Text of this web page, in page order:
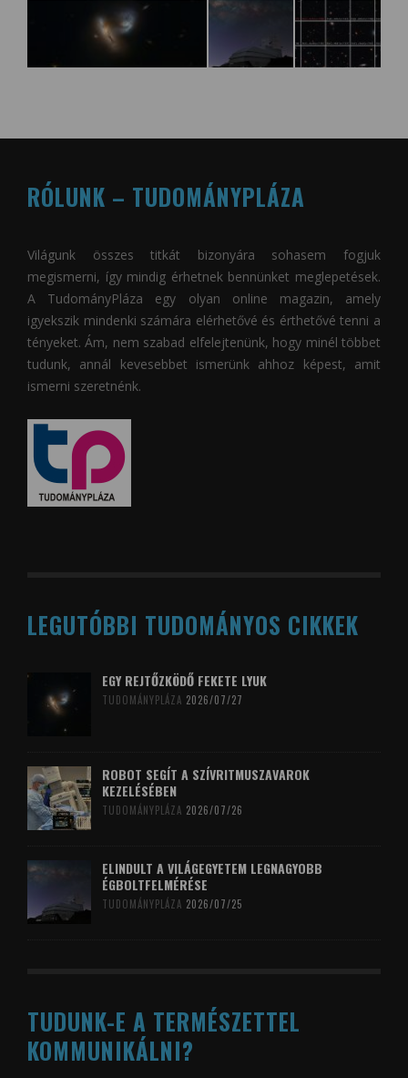
RÓLUNK – TUDOMÁNYPLÁZA
Világunk összes titkát bizonyára sohasem fogjuk
megismerni, így mindig érhetnek bennünket meglepetések.
A TudományPláza egy olyan online magazin, amely
igyekszik mindenki számára elérhetővé és érthetővé tenni a
tényeket. Ám, nem szabad elfelejtenünk, hogy minél többet
tudunk, annál kevesebbet ismerünk ahhoz képest, amit
ismerni szeretnénk.
LEGUTÓBBI TUDOMÁNYOS CIKKEK
EGY REJTŐZKÖDŐ FEKETE LYUK
TUDOMÁNYPLÁZA 2026/07/27
ROBOT SEGÍT A SZÍVRITMUSZAVAROK
KEZELÉSÉBEN
TUDOMÁNYPLÁZA 2026/07/26
ELINDULT A VILÁGEGYETEM LEGNAGYOBB
ÉGBOLTFELMÉRÉSE
TUDOMÁNYPLÁZA 2026/07/25
TUDUNK-E A TERMÉSZETTEL
KOMMUNIKÁLNI?